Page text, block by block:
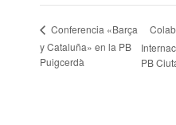
Conferencia «Barça
y Cataluña» en la PB
Puigcerdà
PB